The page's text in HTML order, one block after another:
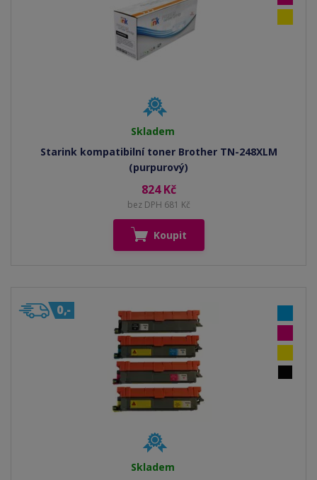
Skladem
Starink kompatibilní toner Brother TN-248XLM
(purpurový)
824 Kč
bez DPH 681 Kč
Koupit
Skladem